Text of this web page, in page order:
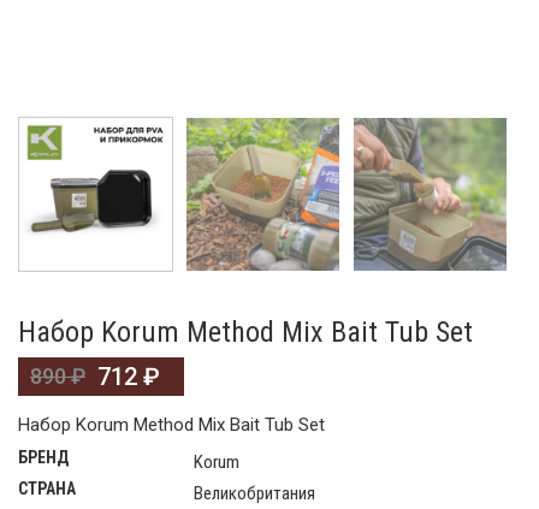
Набор Korum Method Mix Bait Tub Set
890₽ 712 ₽
Набор Korum Method Mix Bait Tub Set
БРЕНД Korum
СТРАНА
Великобритания